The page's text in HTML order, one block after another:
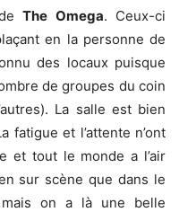
The Omega. Ceux-ci
en la personne de
des locaux puisque
de groupes du coin
La salle est bien
fatigue et l’attente n’ont
et tout le monde a l’air
sur scène que dans le
on a là une belle